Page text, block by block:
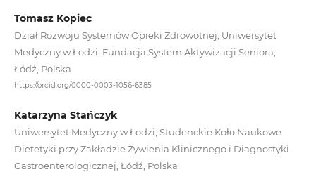
Tomasz Kopiec
Dział Rozwoju Systemów Opieki Zdrowotnej, Uniwersytet
Medyczny w Łodzi, Fundacja System Aktywizacji Seniora,
Łódź, Polska
https://orcid.org/0000-0003-1056-6385
Katarzyna Stańczyk
Uniwersytet Medyczny w Łodzi, Studenckie Koło Naukowe
Dietetyki przy Zakładzie Żywienia Klinicznego i Diagnostyki
Gastroenterologicznej, Łódź, Polska